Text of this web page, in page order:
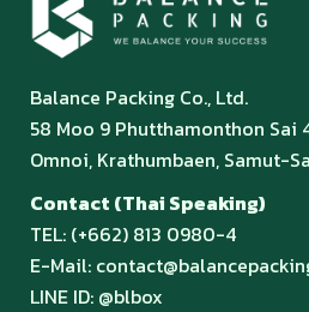
Balance Packing Co., Ltd.
58 Moo 9 Phutthamonthon Sai
Omnoi, Krathumbaen, Samut-
Contact (Thai Speaking)
TEL: (+662) 813 0980-4
E-Mail:
LINE ID: @blbox